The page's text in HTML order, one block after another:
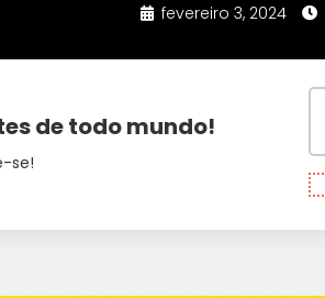
fevereiro 3, 2024
de todo mundo!
se!